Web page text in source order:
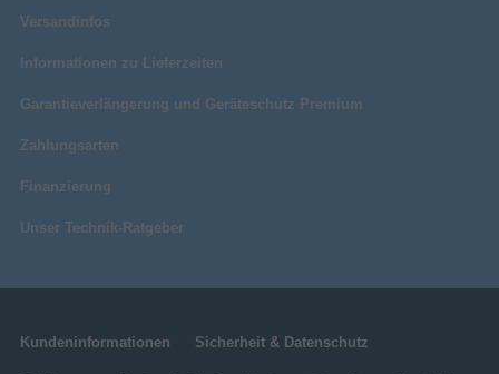
Versandinfos
Informationen zu Lieferzeiten
Garantieverlängerung und Geräteschutz Premium
Zahlungsarten
Finanzierung
Unser Technik-Ratgeber
Kundeninformationen Sicherheit & Datenschutz